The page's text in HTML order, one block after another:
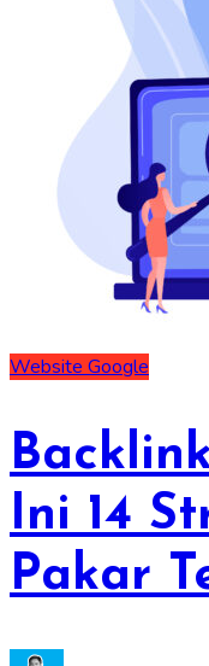
Website Google
Ini 14
Pakar